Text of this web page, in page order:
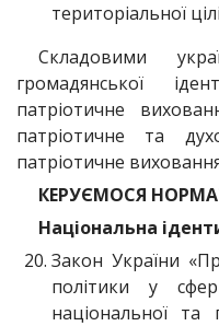
територіальної
Складовими
громадянської
патріотичне
патріотичне та
патріотичне
КЕРУЄМОСЯ
Національна
Закон України
політики у
національної та